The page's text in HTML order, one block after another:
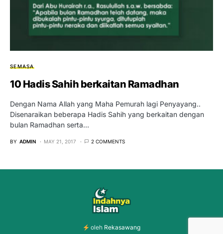
SEMASA
10 Hadis Sahih berkaitan Ramadhan
Dengan Nama Allah yang Maha Pemurah lagi Penyayang..
Disenaraikan beberapa Hadis Sahih yang berkaitan dengan
bulan Ramadhan serta…
BY ADMIN MAY 21, 2017 2 COMMENTS
oleh Rekasawang